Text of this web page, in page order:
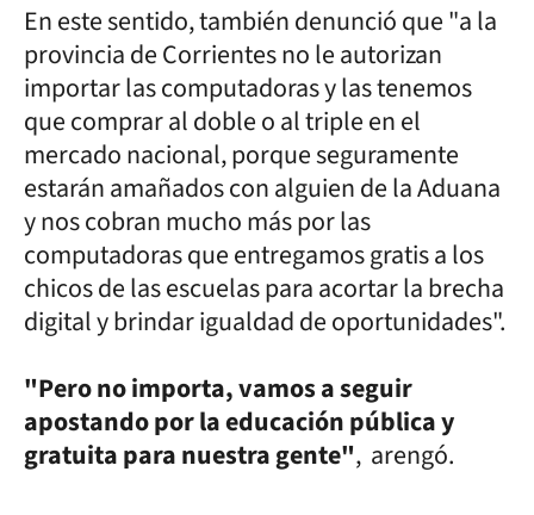
En este sentido, también denunció que "a la
provincia de Corrientes no le autorizan
importar las computadoras y las tenemos
que comprar al doble o al triple en el
mercado nacional, porque seguramente
estarán amañados con alguien de la Aduana
y nos cobran mucho más por las
computadoras que entregamos gratis a los
chicos de las escuelas para acortar la brecha
digital y brindar igualdad de oportunidades".
"Pero no importa, vamos a seguir
apostando por la educación pública y
gratuita para nuestra gente", arengó.